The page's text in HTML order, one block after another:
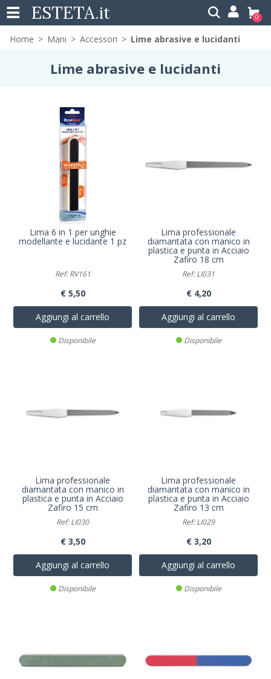
ESTETA.it 0
Home Mani Accessori Lime abrasive e lucidanti
Lime abrasive e lucidanti
Lima 6 in 1 per unghie
modellante e lucidante 1 pz
Ref: RV161
€ 5,50
Aggiungi al carrello
Disponibile
Lima professionale
diamantata con manico in
plastica e punta in Acciaio
Zafiro 18 cm
Ref: LI031
€ 4,20
Aggiungi al carrello
Disponibile
Lima professionale
diamantata con manico in
plastica e punta in Acciaio
Zafiro 15 cm
Ref: LI030
€ 3,50
Aggiungi al carrello
Disponibile
Lima professionale
diamantata con manico in
plastica e punta in Acciaio
Zafiro 13 cm
Ref: LI029
€ 3,20
Aggiungi al carrello
Disponibile